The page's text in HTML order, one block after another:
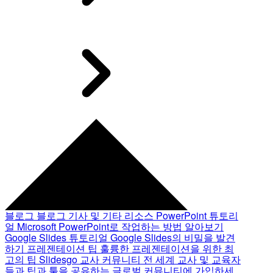
블로그 블로그 기사 및 기타 리소스 PowerPoint 튜토리
얼 Microsoft PowerPoint로 작업하는 방법 알아보기
Google Slides 튜토리얼 Google Slides의 비밀을 발견
하기 프레젠테이션 팁 훌륭한 프레젠테이션을 위한 최
고의 팁 Slidesgo 교사 커뮤니티 전 세계 교사 및 교육자